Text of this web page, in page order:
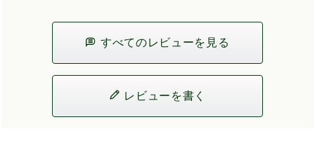
すべてのレビューを見る
レビューを書く